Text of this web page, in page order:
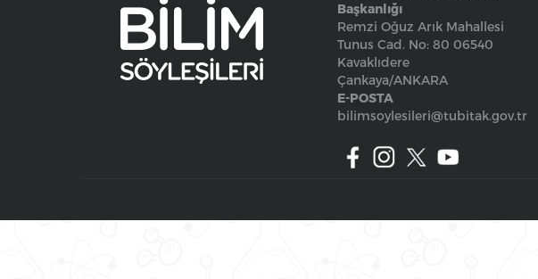
Başkanlığı
Remzi Oğuz Arık Mahallesi
Tunus Cad. No: 80 06540
Kavaklıdere
Çankaya/ANKARA
E-POSTA
bilimsoylesileri@tubitak.gov.tr